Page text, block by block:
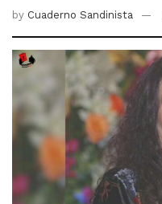
by Cuaderno Sandinista